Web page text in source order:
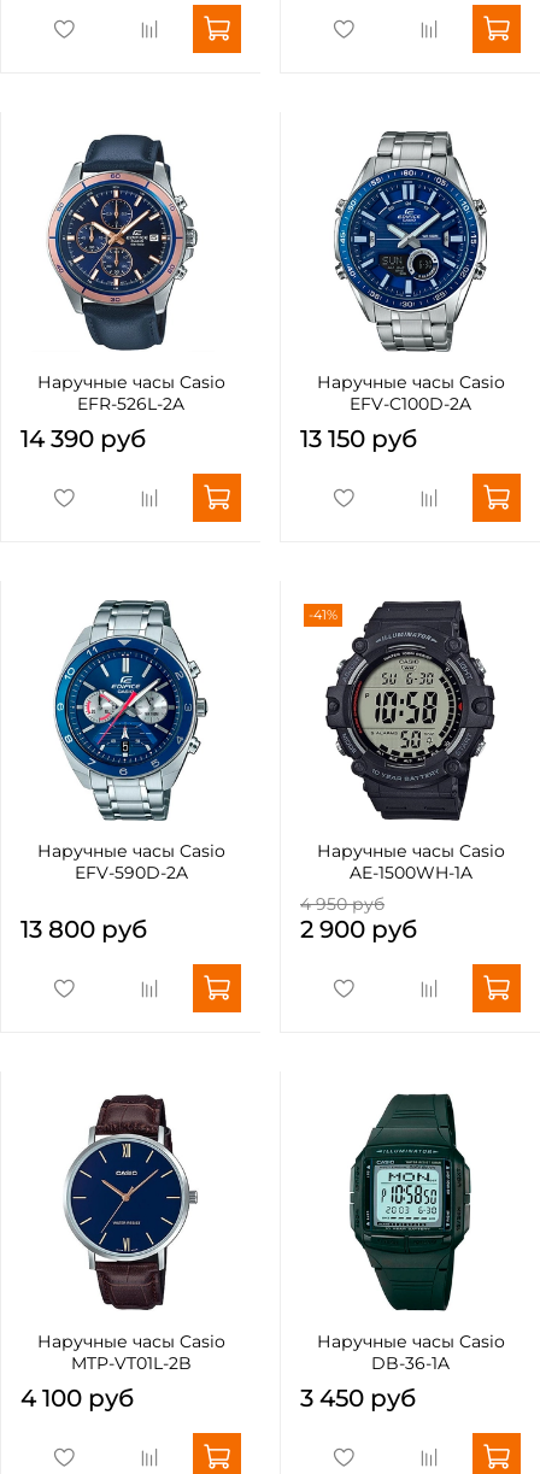
Наручные часы Casio
EFR-526L-2A
14 390 руб
Наручные часы Casio
EFV-C100D-2A
13 150 руб
Наручные часы Casio
EFV-590D-2A
13 800 руб
-41%
Наручные часы Casio
AE-1500WH-1A
4 950 руб
2 900 руб
Наручные часы Casio
MTP-VT01L-2B
4 100 руб
Наручные часы Casio
DB-36-1A
3 450 руб